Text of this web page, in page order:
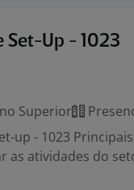
Set-Up - 1023
Superior
up - 1023
as atividades do